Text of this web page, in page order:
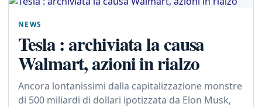
NEWS
Tesla : archiviata la causa
Walmart, azioni in rialzo
Ancora lontanissimi dalla capitalizzazione monstre
di 500 miliardi di dollari ipotizzata da Elon Musk,